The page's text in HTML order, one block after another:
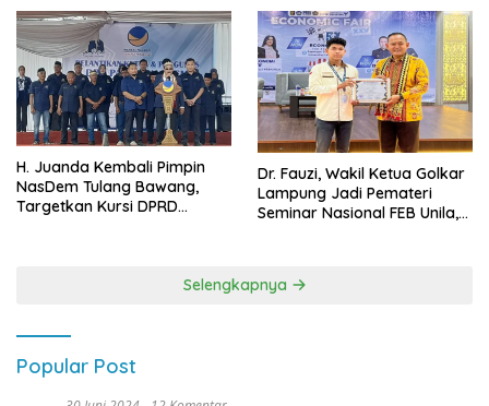
H. Juanda Kembali Pimpin
NasDem Tulang Bawang,
Targetkan Kursi DPRD
Dr. Fauzi, Wakil Ketua Golkar
Lampung Jadi Pemateri
Seminar Nasional FEB Unila,
Selengkapnya
Popular Post